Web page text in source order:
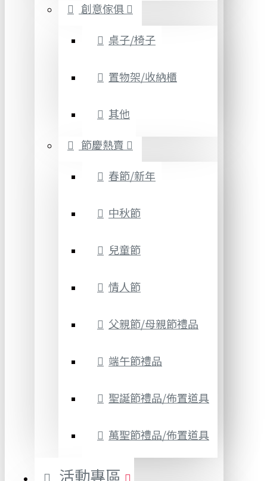
創意傢俱
桌子/椅子
置物架/收納櫃
其他
節慶熱賣
春節/新年
中秋節
兒童節
情人節
父親節/母親節禮品
端午節禮品
聖誕節禮品/佈置道具
萬聖節禮品/佈置道具
活動專區